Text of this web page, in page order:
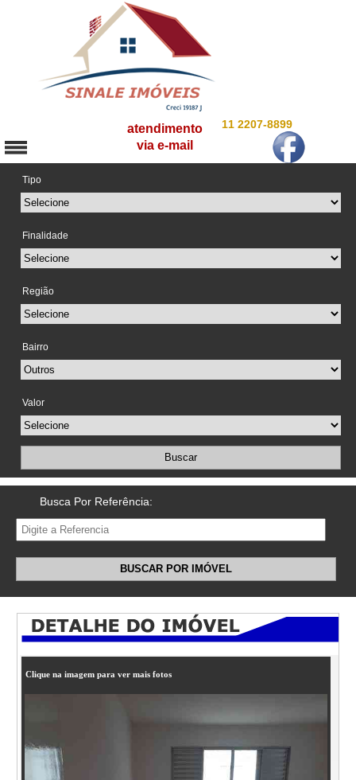
11 2207-8899
atendimento
via e-mail
Tipo
Finalidade
Região
Bairro
Valor
Buscar
Busca Por Referência:
BUSCAR POR IMÓVEL
Clique na imagem para ver mais fotos